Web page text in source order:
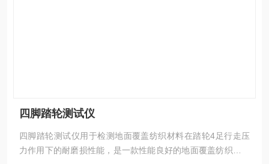
四脚踏轮测试仪
四脚踏轮测试仪用于检测地面覆盖纺织材料在踏轮4足行走压
力作用下的耐磨损性能，是一款性能良好的地面覆盖纺织材料